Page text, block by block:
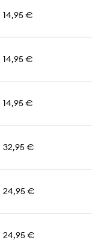
14,95 €
14,95 €
14,95 €
32,95 €
24,95 €
24,95 €